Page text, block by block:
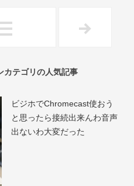
カテゴリの人気記事
ビジホでChromecast使おう
と思ったら接続出来んわ音声
出ないわ大変だった